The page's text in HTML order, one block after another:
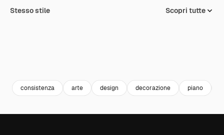
Stesso stile Scopri tutte
consistenza arte design decorazione piano